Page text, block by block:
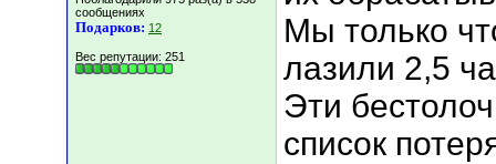
сообщениях
Подарков: 12
Вес репутации: 251
Мы только
лазили 2,5
Эти
список